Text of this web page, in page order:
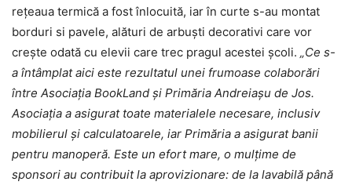
rețeaua termică a fost înlocuită, iar în curte s-au montat
borduri si pavele, alături de arbuști decorativi care vor
crește odată cu elevii care trec pragul acestei școli. „Ce s-
a întâmplat aici este rezultatul unei frumoase colaborări
între Asociația BookLand și Primăria Andreiașu de Jos.
Asociația a asigurat toate materialele necesare, inclusiv
mobilierul și calculatoarele, iar Primăria a asigurat banii
pentru manoperă. Este un efort mare, o mulțime de
sponsori au contribuit la aprovizionare: de la lavabilă până